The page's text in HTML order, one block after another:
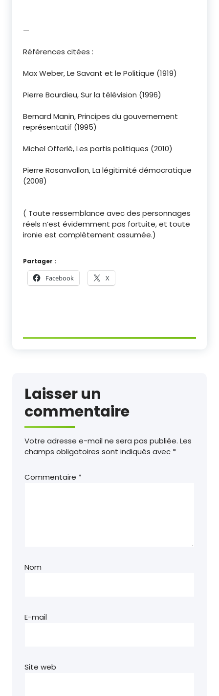
—
Références citées :
Max Weber, Le Savant et le Politique (1919)
Pierre Bourdieu, Sur la télévision (1996)
Bernard Manin, Principes du gouvernement
représentatif (1995)
Michel Offerlé, Les partis politiques (2010)
Pierre Rosanvallon, La légitimité démocratique
(2008)
( Toute ressemblance avec des personnages
réels n’est évidemment pas fortuite, et toute
ironie est complètement assumée.)
Partager :
Facebook X
Laisser un
commentaire
Votre adresse e-mail ne sera pas publiée. Les
champs obligatoires sont indiqués avec *
Commentaire *
Nom
E-mail
Site web